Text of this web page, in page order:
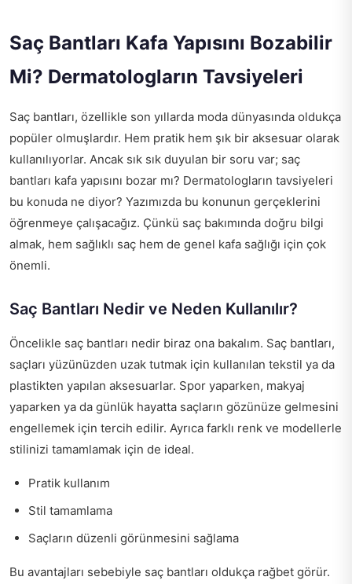
Saç Bantları Kafa Yapısını Bozabilir
Mi? Dermatologların Tavsiyeleri
Saç bantları, özellikle son yıllarda moda dünyasında oldukça
popüler olmuşlardır. Hem pratik hem şık bir aksesuar olarak
kullanılıyorlar. Ancak sık sık duyulan bir soru var; saç
bantları kafa yapısını bozar mı? Dermatologların tavsiyeleri
bu konuda ne diyor? Yazımızda bu konunun gerçeklerini
öğrenmeye çalışacağız. Çünkü saç bakımında doğru bilgi
almak, hem sağlıklı saç hem de genel kafa sağlığı için çok
önemli.
Saç Bantları Nedir ve Neden Kullanılır?
Öncelikle saç bantları nedir biraz ona bakalım. Saç bantları,
saçları yüzünüzden uzak tutmak için kullanılan tekstil ya da
plastikten yapılan aksesuarlar. Spor yaparken, makyaj
yaparken ya da günlük hayatta saçların gözünüze gelmesini
engellemek için tercih edilir. Ayrıca farklı renk ve modellerle
stilinizi tamamlamak için de ideal.
Pratik kullanım
Stil tamamlama
Saçların düzenli görünmesini sağlama
Bu avantajları sebebiyle saç bantları oldukça rağbet görür.